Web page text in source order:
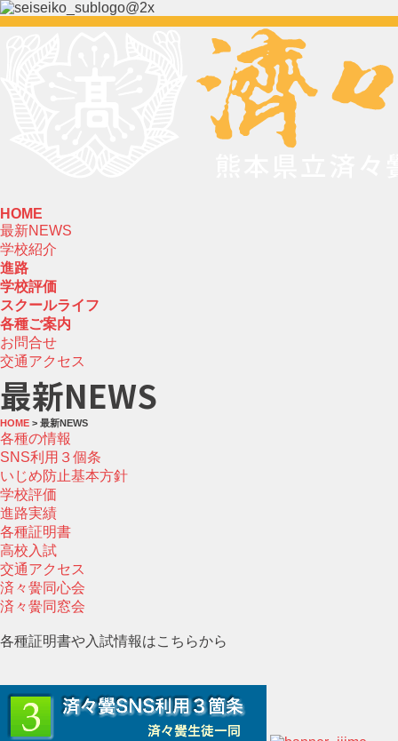
HOME
最新NEWS
学校紹介
進路
学校評価
スクールライフ
各種ご案内
お問合せ
交通アクセス
最新NEWS
HOME > 最新NEWS
各種の情報
SNS利用３個条
いじめ防止基本方針
学校評価
進路実績
各種証明書
高校入試
交通アクセス
済々黌同心会
済々黌同窓会
各種証明書や入試情報はこちらから